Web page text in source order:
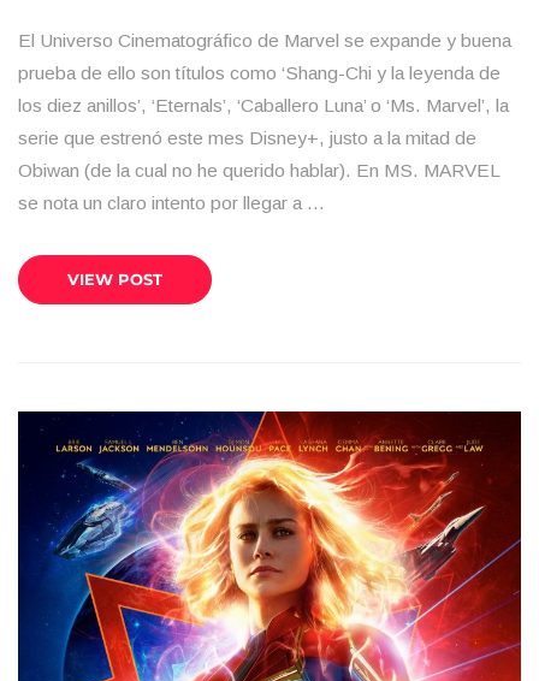
El Universo Cinematográfico de Marvel se expande y buena
prueba de ello son títulos como ‘Shang-Chi y la leyenda de
los diez anillos’, ‘Eternals’, ‘Caballero Luna’ o ‘Ms. Marvel’, la
serie que estrenó este mes Disney+, justo a la mitad de
Obiwan (de la cual no he querido hablar). En MS. MARVEL
se nota un claro intento por llegar a …
VIEW POST